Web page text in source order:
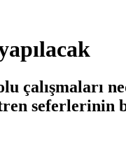
çalışmaları
seferlerinin